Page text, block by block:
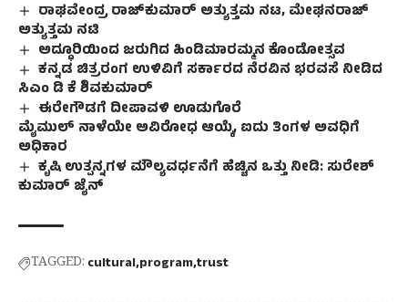
ರಾಘವೇಂದ್ರ ರಾಜ್‌ಕುಮಾರ್‌ ಅತ್ಯುತ್ತಮ ನಟ, ಮೇಘನರಾಜ್‌
ಅತ್ಯುತ್ತಮ ನಟಿ
ಅದ್ಧೂರಿಯಿಂದ ಜರುಗಿದ ಹಿಂಡಿಮಾರಮ್ಮನ ಕೊಂಡೋತ್ಸವ
ಕನ್ನಡ ಚಿತ್ರರಂಗ ಉಳಿವಿಗೆ ಸರ್ಕಾರದ ನೆರವಿನ ಭರವಸೆ ನೀಡಿದ
ಸಿಎಂ ಡಿ‌ ಕೆ ಶಿವಕುಮಾರ್
ಈರೇಗೌಡಗೆ ದೀಪಾವಳಿ ಊಡುಗೊರೆ
ಮೈಮುಲ್‌ ನಾಳೆಯೇ ಅವಿರೋಧ ಆಯ್ಕೆ, ಐದು ತಿಂಗಳ ಅವಧಿಗೆ
ಅಧಿಕಾರ
ಕೃಷಿ ಉತ್ಪನ್ನಗಳ ಮೌಲ್ಯವರ್ಧನೆಗೆ ಹೆಚ್ಚಿನ ಒತ್ತು ನೀಡಿ: ಸುರೇಶ್
ಕುಮಾರ್ ಜೈನ್
TAGGED: cultural programtrust